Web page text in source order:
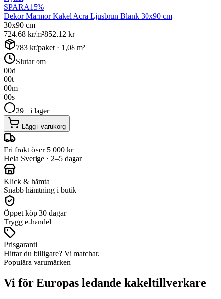
SPARA15%
Dekor Marmor Kakel Acra Ljusbrun Blank 30x90 cm
30x90 cm
724,68 kr/m²852,12 kr
783 kr/paket · 1,08 m²
Slutar om
00d
00t
00m
00s
29+ i lager
Lägg i varukorg
Fri frakt över 5 000 kr
Hela Sverige · 2–5 dagar
Klick & hämta
Snabb hämtning i butik
Öppet köp 30 dagar
Trygg e-handel
Prisgaranti
Hittar du billigare? Vi matchar.
Populära varumärken
Vi för Europas ledande kakeltillverkare